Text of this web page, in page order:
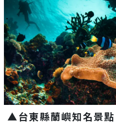
▲台東縣蘭嶼知名景